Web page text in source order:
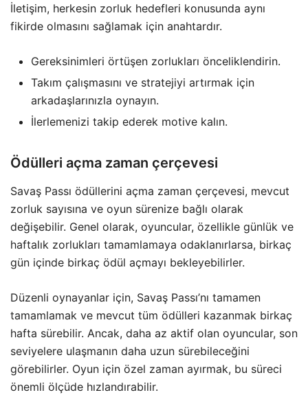
İletişim, herkesin zorluk hedefleri konusunda aynı
fikirde olmasını sağlamak için anahtardır.
Gereksinimleri örtüşen zorlukları önceliklendirin.
Takım çalışmasını ve stratejiyi artırmak için
arkadaşlarınızla oynayın.
İlerlemenizi takip ederek motive kalın.
Ödülleri açma zaman çerçevesi
Savaş Passı ödüllerini açma zaman çerçevesi, mevcut
zorluk sayısına ve oyun sürenize bağlı olarak
değişebilir. Genel olarak, oyuncular, özellikle günlük ve
haftalık zorlukları tamamlamaya odaklanırlarsa, birkaç
gün içinde birkaç ödül açmayı bekleyebilirler.
Düzenli oynayanlar için, Savaş Passı’nı tamamen
tamamlamak ve mevcut tüm ödülleri kazanmak birkaç
hafta sürebilir. Ancak, daha az aktif olan oyuncular, son
seviyelere ulaşmanın daha uzun sürebileceğini
görebilirler. Oyun için özel zaman ayırmak, bu süreci
önemli ölçüde hızlandırabilir.